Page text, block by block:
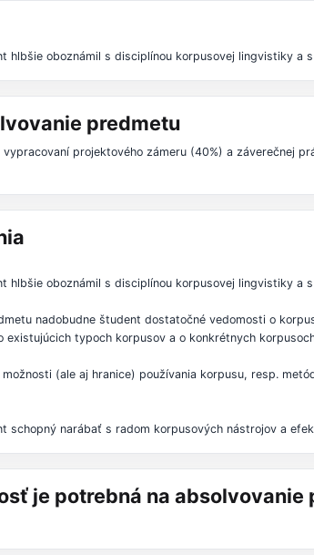
hlbšie oboznámil s disciplínou korpusovej lingvistiky a
predmetu
vypracovaní projektového zámeru (40%) a záverečnej
hlbšie oboznámil s disciplínou korpusovej lingvistiky a
nadobudne študent dostatočné vedomosti o
typoch korpusov a o konkrétnych
(ale aj hranice) používania korpusu, resp.
schopný narábať s radom korpusových nástrojov a
je potrebná na absolvovanie